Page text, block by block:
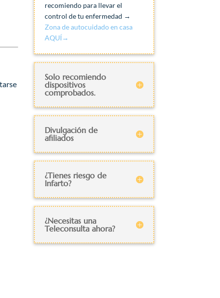
recomiendo para llevar el
control de tu enfermedad →
Zona de autocuidado en casa
AQUÍ→
Solo recomiendo
dispositivos
comprobados.
Divulgación de
afiliados
¿Tienes riesgo de
Infarto?
¿Necesitas una
Teleconsulta ahora?